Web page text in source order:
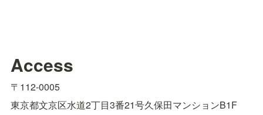
Access
〒112-0005
東京都文京区水道2丁目3番21号久保田マンションB1F